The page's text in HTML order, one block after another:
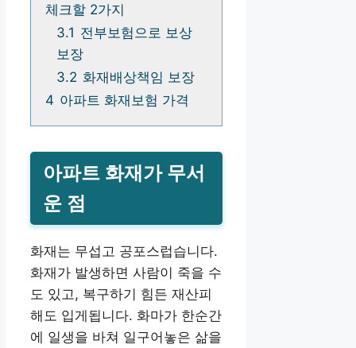
체크할 2가지
3.1 전부보험으로 보상
보장
3.2 화재배상책임 보장
4 아파트 화재보험 가격
아파트 화재가 무서
운 점
화재는 무섭고 공포스럽습니다.
화재가 발생하면 사람이 죽을 수
도 있고, 복구하기 힘든 재산피
해도 입게됩니다. 화마가 한순간
에 일생을 바쳐 일구어놓은 삶을